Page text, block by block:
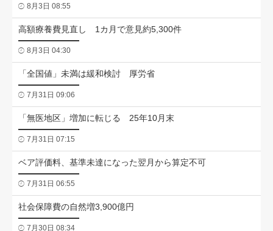
8月3日 08:55
高額療養費見直し 1カ月で意見約5,300件
8月3日 04:30
「全国値」未満は緩和検討 厚労省
7月31日 09:06
「無医地区」増加に転じる 25年10月末
7月31日 07:15
ベア評価料、基準未達になった翌月から算定不可
7月31日 06:55
社会保障費の自然増3,900億円
7月30日 08:34